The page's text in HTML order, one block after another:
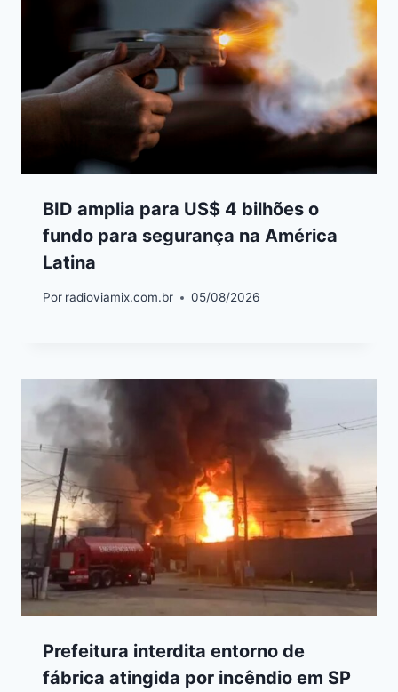
BID amplia para US$ 4 bilhões o
fundo para segurança na América
Latina
Por radioviamix.com.br 05/08/2026
Prefeitura interdita entorno de
fábrica atingida por incêndio em SP